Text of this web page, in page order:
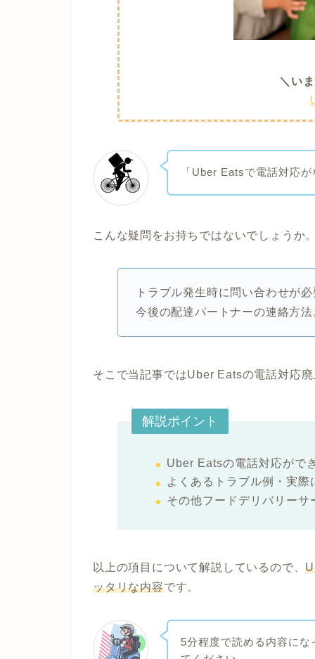
＼い
「Uber Eatsで電話対応
こんな疑問をお持ちではないでしょうか
トラブル発生時に問い合わせが
今後の配達パートナーの連絡方法
そこで当記事ではUber Eatsの電話対応
解説ポイント
Uber Eatsの電話対応がで
よくあるトラブル例・実
その他フードデリバリーサ
以上の項目について解説しているので、
ッタリな内容です。
5分程度で読める内容に